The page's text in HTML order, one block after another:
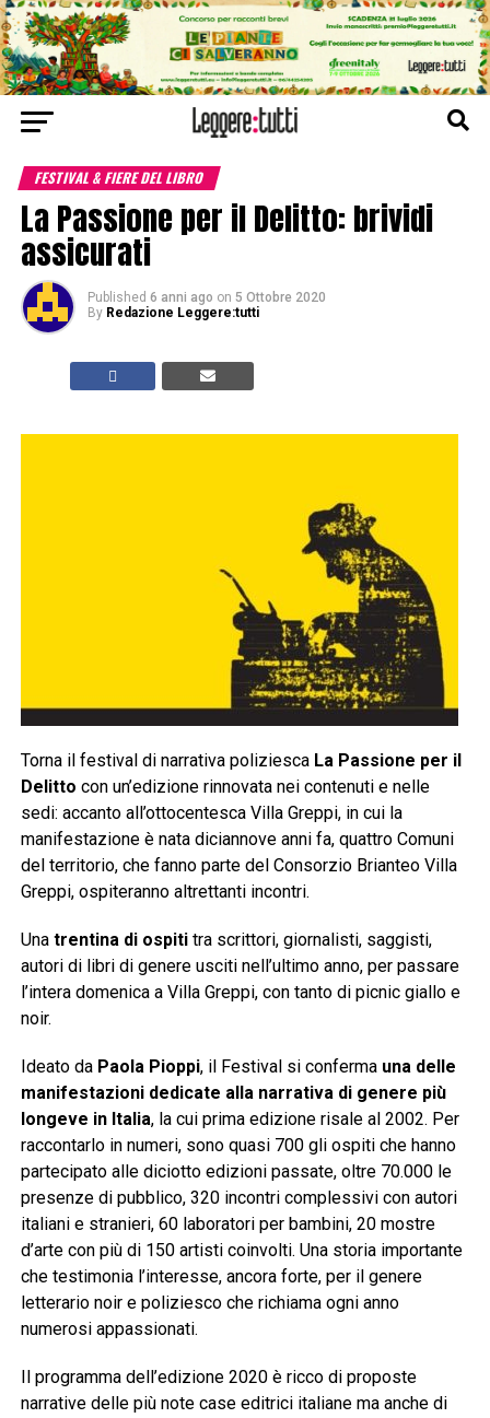
FESTIVAL & FIERE DEL LIBRO
La Passione per il Delitto: brividi
assicurati
Published 6 anni ago on 5 Ottobre 2020
By Redazione Leggere:tutti
Torna il festival di narrativa poliziesca La Passione per il
Delitto con un’edizione rinnovata nei contenuti e nelle
sedi: accanto all’ottocentesca Villa Greppi, in cui la
manifestazione è nata diciannove anni fa, quattro Comuni
del territorio, che fanno parte del Consorzio Brianteo Villa
Greppi, ospiteranno altrettanti incontri.
Una trentina di ospititra scrittori, giornalisti, saggisti,
autori di libri di genere usciti nell’ultimo anno, per passare
l’intera domenica a Villa Greppi, con tanto di picnic giallo e
noir.
Ideato da Paola Pioppi, il Festival si conferma una delle
manifestazioni dedicate alla narrativa di genere più
longeve in Italia, la cui prima edizione risale al 2002. Per
raccontarlo in numeri, sono quasi 700 gli ospiti che hanno
partecipato alle diciotto edizioni passate, oltre 70.000 le
presenze di pubblico, 320 incontri complessivi con autori
italiani e stranieri, 60 laboratori per bambini, 20 mostre
d’arte con più di 150 artisti coinvolti. Una storia importante
che testimonia l’interesse, ancora forte, per il genere
letterario noir e poliziesco che richiama ogni anno
numerosi appassionati.
Il programma dell’edizione 2020 è ricco di proposte
narrative delle più note case editrici italiane ma anche di